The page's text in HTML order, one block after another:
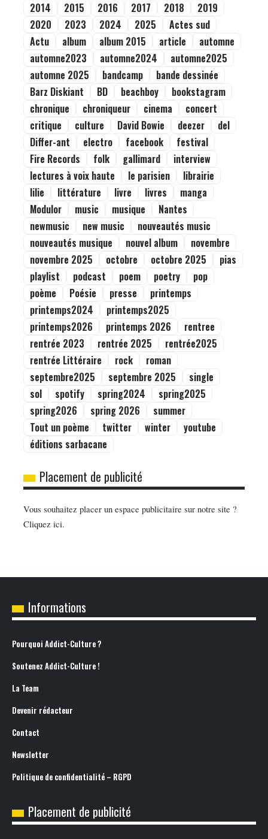
2014 2015 2016 2017 2018
2019
2020
2023 2024 2025
Actes sud
Actu
album album 2015 article
automne
automne2023
automne2024
automne2025
automne 2025
bandcamp
bande dessinée
Barz Diskiant
BD beachboy
bookstagram
chronique
chroniqueur cinema
concert
critique
culture David Bowie deezer
del
Differ-ant
electro facebook
festival
Fire Records
folk gallimard
interview
lectures à voix haute
le parisien
librairie
lilie
littérature livre livres
manga
Modulor
music musique
Nantes
newmusic
new music
nouveautés music
nouveautés musique
nouvel album
novembre
novembre 2025
octobre octobre 2025
pias
playlist
podcast poem poetry
pop
poème
Poésie presse
printemps
printemps2024
printemps2025
printemps2026
printemps 2026
rentree
rentrée 2023
rentrée 2025
rentrée2025
rentrée Littéraire
rock
roman
septembre2025
septembre 2025
single
sol
spotify spring2024
spring2025
spring2026
spring 2026
summer
Tout un poème
twitter winter
youtube
éditions sarbacane
Placement de publicité
Vous souhaitez placer un espace publicitaire sur notre site ?
Cliquez ici.
Informations
Pourquoi Addict-Culture ?
Soutenez Addict-Culture !
La Team
Devenir rédacteur
Contact
Newsletter
Politique de confidentialité – RGPD
Placement de publicité